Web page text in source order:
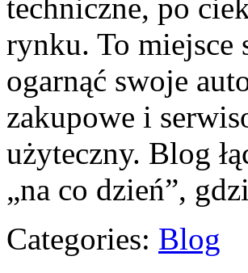
techniczne, po
rynku. To miejsce
ogarnąć swoje
zakupowe i
użyteczny. Blog
„na co dzień”,
Categories: Blog